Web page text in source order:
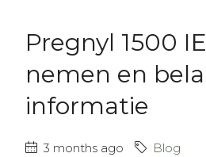
Pregnyl 1500
nemen en
informatie
3 months ago Blog